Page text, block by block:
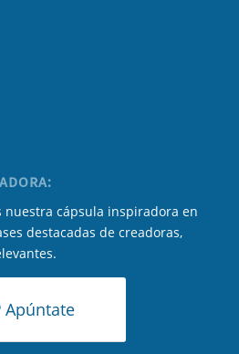
nuestra cápsula inspiradora en
destacadas de creadoras,
Apúntate